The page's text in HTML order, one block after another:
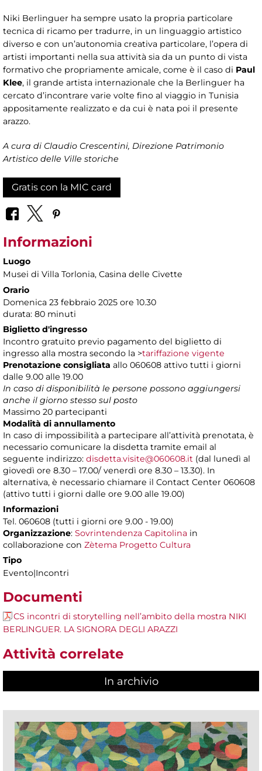
Niki Berlinguer ha sempre usato la propria particolare
tecnica di ricamo per tradurre, in un linguaggio artistico
diverso e con un’autonomia creativa particolare, l’opera di
artisti importanti nella sua attività sia da un punto di vista
formativo che propriamente amicale, come è il caso di Paul
Klee, il grande artista internazionale che la Berlinguer ha
cercato d’incontrare varie volte fino al viaggio in Tunisia
appositamente realizzato e da cui è nata poi il presente
arazzo.
A cura di Claudio Crescentini, Direzione Patrimonio
Artistico delle Ville storiche
Gratis con la MIC card
Informazioni
Luogo
Musei di Villa Torlonia, Casina delle Civette
Orario
Domenica 23 febbraio 2025 ore 10.30
durata: 80 minuti
Biglietto d'ingresso
Incontro gratuito previo pagamento del biglietto di
ingresso alla mostra secondo la >tariffazione vigente
Prenotazione consigliata allo 060608 attivo tutti i giorni
dalle 9.00 alle 19.00
In caso di disponibilità le persone possono aggiungersi
anche il giorno stesso sul posto
Massimo 20 partecipanti
Modalità di annullamento
In caso di impossibilità a partecipare all’attività prenotata, è
necessario comunicare la disdetta tramite email al
seguente indirizzo: disdetta.visite@060608.it (dal lunedì al
giovedì ore 8.30 – 17.00/ venerdì ore 8.30 – 13.30). In
alternativa, è necessario chiamare il Contact Center 060608
(attivo tutti i giorni dalle ore 9.00 alle 19.00)
Informazioni
Tel. 060608 (tutti i giorni ore 9.00 - 19.00)
Organizzazione: Sovrintendenza Capitolina in
collaborazione con Zètema Progetto Cultura
Tipo
Evento|Incontri
Documenti
CS incontri di storytelling nell’ambito della mostra NIKI
BERLINGUER. LA SIGNORA DEGLI ARAZZI
Attività correlate
In archivio